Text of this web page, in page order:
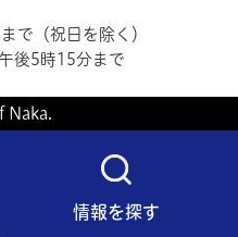
情報を探す
で（祝日を除く）
後5時15分まで
Naka.